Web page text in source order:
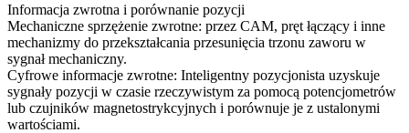
Informacja zwrotna i porównanie pozycji
Mechaniczne sprzężenie zwrotne: przez CAM, pręt łączący i inne
mechanizmy do przekształcania przesunięcia trzonu zaworu w
sygnał mechaniczny.
Cyfrowe informacje zwrotne: Inteligentny pozycjonista uzyskuje
sygnały pozycji w czasie rzeczywistym za pomocą potencjometrów
lub czujników magnetostrykcyjnych i porównuje je z ustalonymi
wartościami.